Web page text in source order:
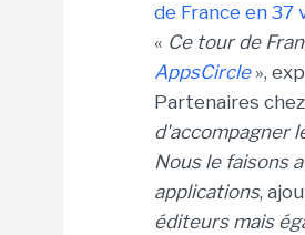
de France en 37
« Ce tour de
AppsCircle »,
Partenaires
d'accompagner
Nous le faisons
applications,
éditeurs mais